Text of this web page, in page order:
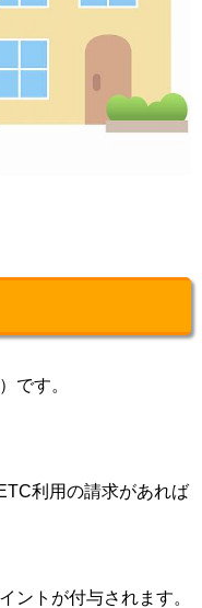
です。
利用の請求があれば
ントが付与されます。